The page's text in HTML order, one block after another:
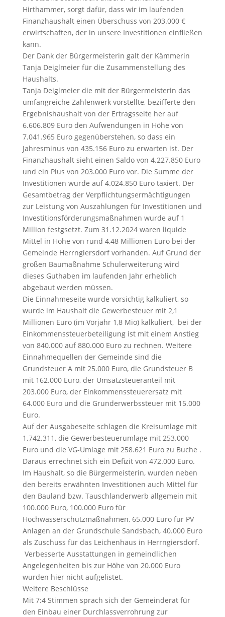
Hirthammer, sorgt dafür, dass wir im laufenden
Finanzhaushalt einen Überschuss von 203.000 €
erwirtschaften, der in unsere Investitionen einfließen
kann.
Der Dank der Bürgermeisterin galt der Kämmerin
Tanja Deiglmeier für die Zusammenstellung des
Haushalts.
Tanja Deiglmeier die mit der Bürgermeisterin das
umfangreiche Zahlenwerk vorstellte, bezifferte den
Ergebnishaushalt von der Ertragsseite her auf
6.606.809 Euro den Aufwendungen in Höhe von
7.041.965 Euro gegenüberstehen, so dass ein
Jahresminus von 435.156 Euro zu erwarten ist. Der
Finanzhaushalt sieht einen Saldo von 4.227.850 Euro
und ein Plus von 203.000 Euro vor. Die Summe der
Investitionen wurde auf 4.024.850 Euro taxiert. Der
Gesamtbetrag der Verpflichtungsermächtigungen
zur Leistung von Auszahlungen für Investitionen und
Investitionsförderungsmaßnahmen wurde auf 1
Million festgsetzt. Zum 31.12.2024 waren liquide
Mittel in Höhe von rund 4,48 Millionen Euro bei der
Gemeinde Herrngiersdorf vorhanden. Auf Grund der
großen Baumaßnahme Schulerweiterung wird
dieses Guthaben im laufenden Jahr erheblich
abgebaut werden müssen.
Die Einnahmeseite wurde vorsichtig kalkuliert, so
wurde im Haushalt die Gewerbesteuer mit 2,1
Millionen Euro (im Vorjahr 1,8 Mio) kalkuliert, bei der
Einkommenssteuerbeteiligung ist mit einem Anstieg
von 840.000 auf 880.000 Euro zu rechnen. Weitere
Einnahmequellen der Gemeinde sind die
Grundsteuer A mit 25.000 Euro, die Grundsteuer B
mit 162.000 Euro, der Umsatzsteueranteil mit
203.000 Euro, der Einkommenssteuerersatz mit
64.000 Euro und die Grunderwerbssteuer mit 15.000
Euro.
Auf der Ausgabeseite schlagen die Kreisumlage mit
1.742.311, die Gewerbesteuerumlage mit 253.000
Euro und die VG-Umlage mit 258.621 Euro zu Buche .
Daraus errechnet sich ein Defizit von 472.000 Euro.
Im Haushalt, so die Bürgermeisterin, wurden neben
den bereits erwähnten Investitionen auch Mittel für
den Bauland bzw. Tauschlanderwerb allgemein mit
100.000 Euro, 100.000 Euro für
Hochwasserschutzmaßnahmen, 65.000 Euro für PV
Anlagen an der Grundschule Sandsbach, 40.000 Euro
als Zuschuss für das Leichenhaus in Herrngiersdorf.
Verbesserte Ausstattungen in gemeindlichen
Angelegenheiten bis zur Höhe von 20.000 Euro
wurden hier nicht aufgelistet.
Weitere Beschlüsse
Mit 7:4 Stimmen sprach sich der Gemeinderat für
den Einbau einer Durchlassverrohrung zur